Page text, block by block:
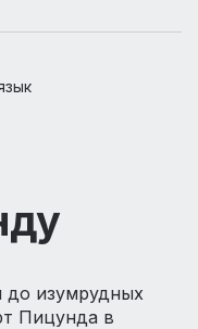
до изумрудных
Пицунда в